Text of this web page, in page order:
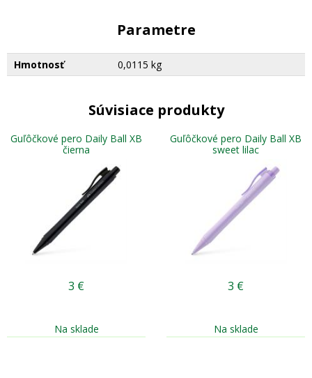
Parametre
Hmotnosť 0,0115 kg
Súvisiace produkty
Guľôčkové pero Daily Ball XB
čierna
3 €
Na sklade
Guľôčkové pero Daily Ball XB
sweet lilac
3 €
Na sklade